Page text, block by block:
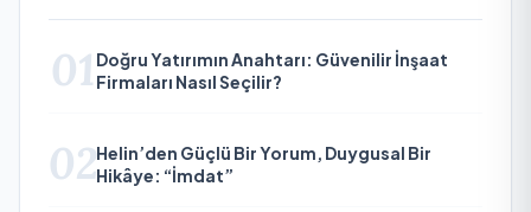
01 Doğru Yatırımın Anahtarı: Güvenilir İnşaat
Firmaları Nasıl Seçilir?
02Helin’den Güçlü Bir Yorum, Duygusal Bir
Hikâye: “İmdat”